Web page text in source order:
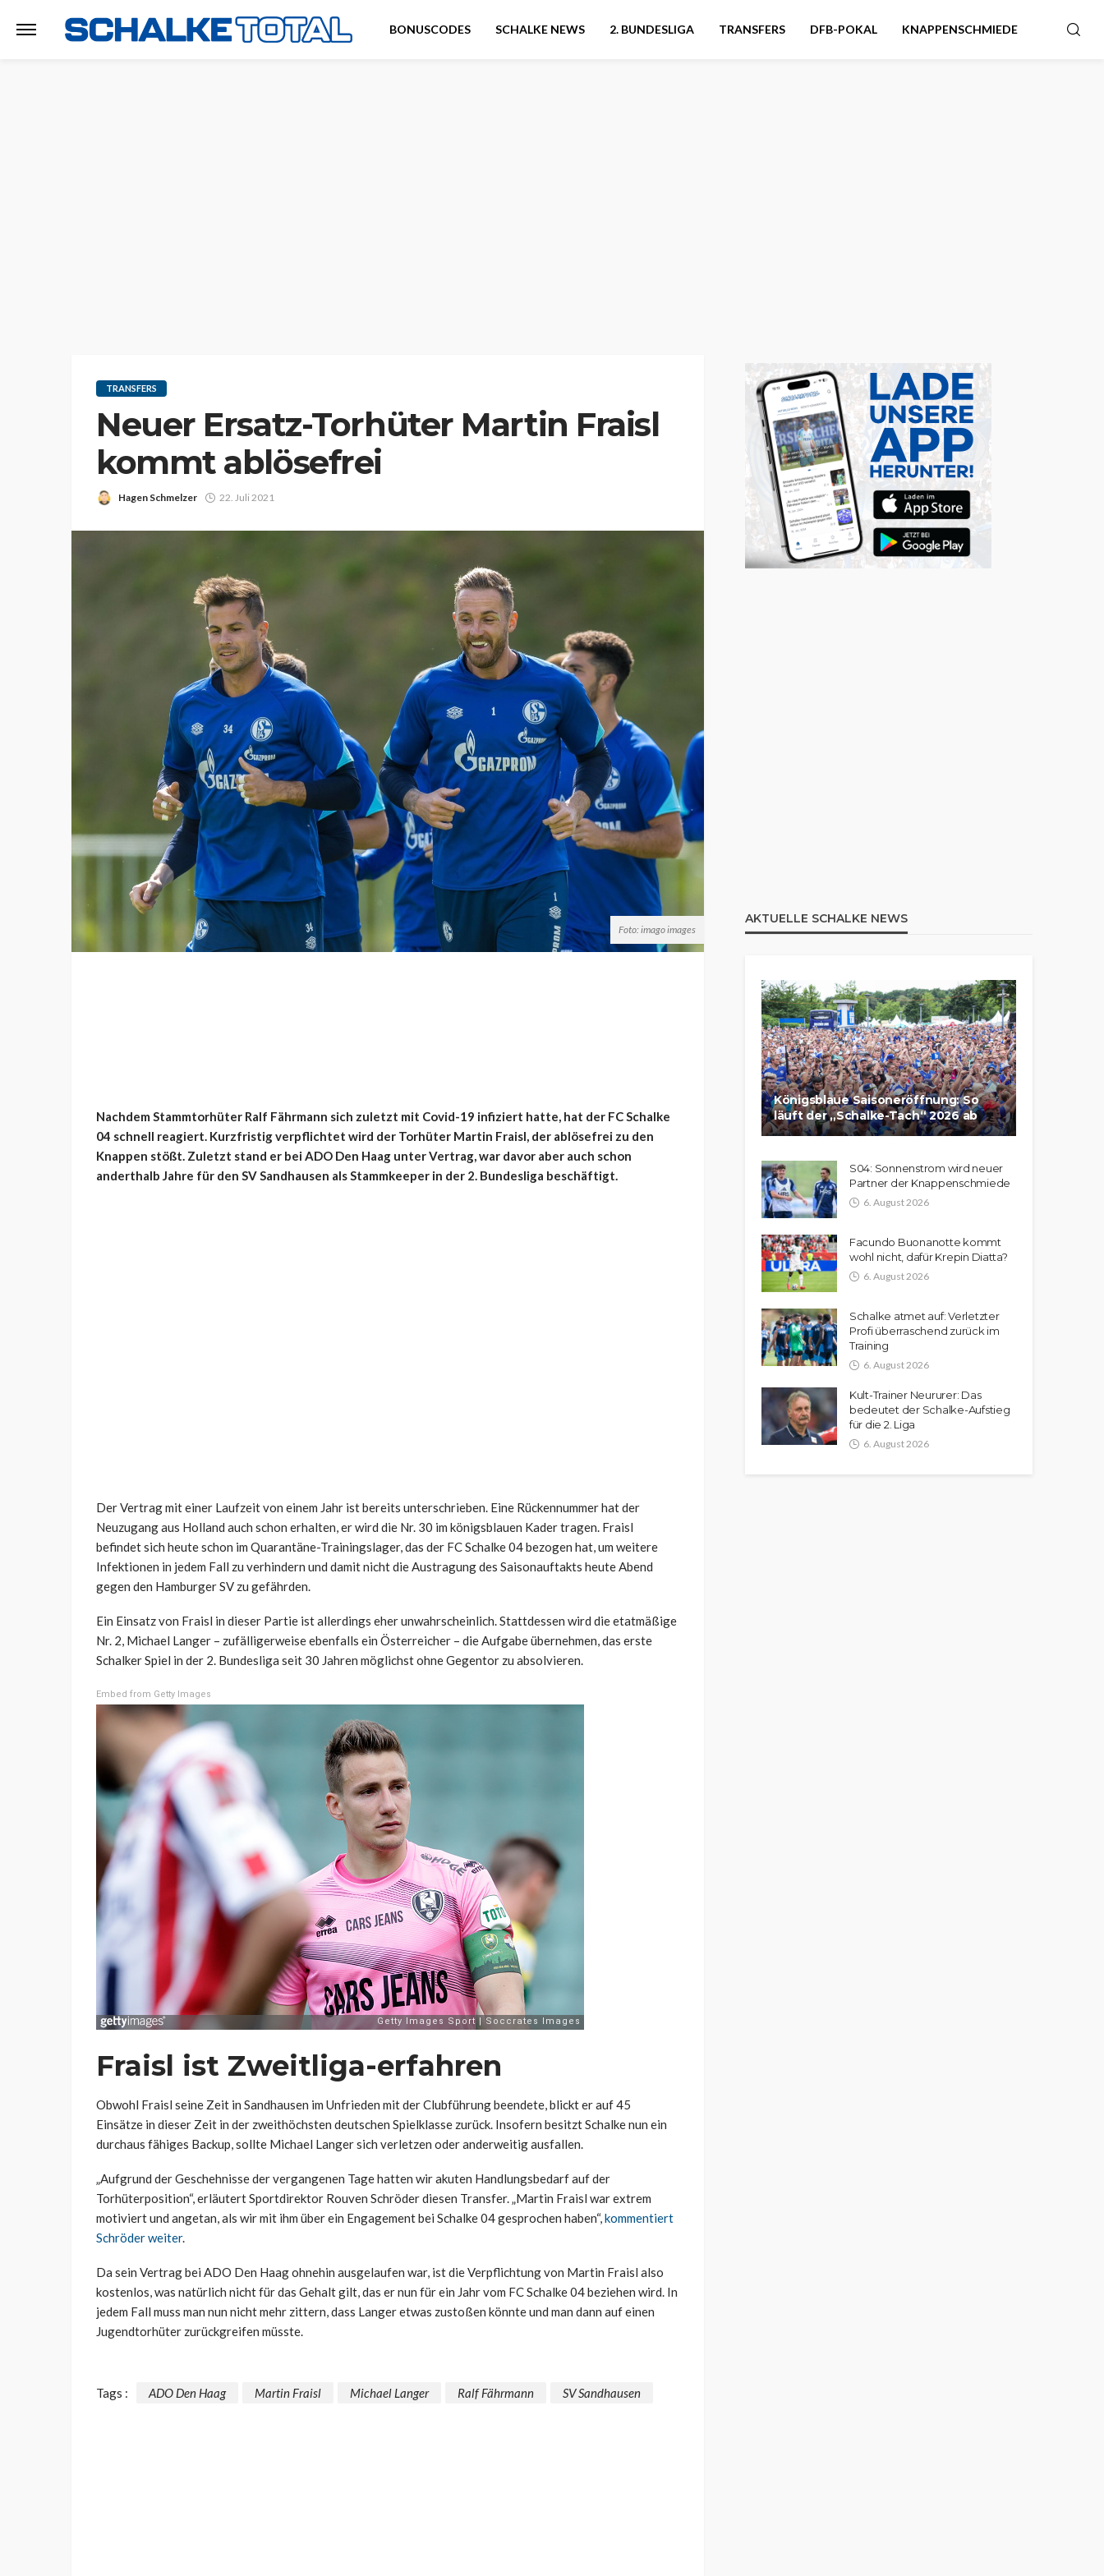
BONUSCODES SCHALKE NEWS 2. BUNDESLIGA TRANSFERS DFB-POKAL KNAPPENSCHMIEDE
TRANSFERS
Neuer Ersatz-Torhüter Martin Fraisl
kommt ablösefrei
Hagen Schmelzer 22. Juli 2021
Foto: imago images
Nachdem Stammtorhüter Ralf Fährmann sich zuletzt mit Covid-19 infiziert hatte, hat der FC Schalke
04 schnell reagiert. Kurzfristig verpflichtet wird der Torhüter Martin Fraisl, der ablösefrei zu den
Knappen stößt. Zuletzt stand er bei ADO Den Haag unter Vertrag, war davor aber auch schon
anderthalb Jahre für den SV Sandhausen als Stammkeeper in der 2. Bundesliga beschäftigt.
Der Vertrag mit einer Laufzeit von einem Jahr ist bereits unterschrieben. Eine Rückennummer hat der
Neuzugang aus Holland auch schon erhalten, er wird die Nr. 30 im königsblauen Kader tragen. Fraisl
befindet sich heute schon im Quarantäne-Trainingslager, das der FC Schalke 04 bezogen hat, um weitere
Infektionen in jedem Fall zu verhindern und damit nicht die Austragung des Saisonauftakts heute Abend
gegen den Hamburger SV zu gefährden.
Ein Einsatz von Fraisl in dieser Partie ist allerdings eher unwahrscheinlich. Stattdessen wird die etatmäßige
Nr. 2, Michael Langer – zufälligerweise ebenfalls ein Österreicher – die Aufgabe übernehmen, das erste
Schalker Spiel in der 2. Bundesliga seit 30 Jahren möglichst ohne Gegentor zu absolvieren.
Embed from Getty Images
Fraisl ist Zweitliga-erfahren
Obwohl Fraisl seine Zeit in Sandhausen im Unfrieden mit der Clubführung beendete, blickt er auf 45
Einsätze in dieser Zeit in der zweithöchsten deutschen Spielklasse zurück. Insofern besitzt Schalke nun ein
durchaus fähiges Backup, sollte Michael Langer sich verletzen oder anderweitig ausfallen.
„Aufgrund der Geschehnisse der vergangenen Tage hatten wir akuten Handlungsbedarf auf der
Torhüterposition“, erläutert Sportdirektor Rouven Schröder diesen Transfer. „Martin Fraisl war extrem
motiviert und angetan, als wir mit ihm über ein Engagement bei Schalke 04 gesprochen haben“,kommentiert
Schröder weiter.
Da sein Vertrag bei ADO Den Haag ohnehin ausgelaufen war, ist die Verpflichtung von Martin Fraisl also
kostenlos, was natürlich nicht für das Gehalt gilt, das er nun für ein Jahr vom FC Schalke 04 beziehen wird. In
jedem Fall muss man nun nicht mehr zittern, dass Langer etwas zustoßen könnte und man dann auf einen
Jugendtorhüter zurückgreifen müsste.
Tags : ADO Den Haag Martin Fraisl Michael Langer Ralf Fährmann SV Sandhausen
AKTUELLE SCHALKE NEWS
Königsblaue Saisoneröffnung: So
läuft der „Schalke-Tach“ 2026 ab
S04: Sonnenstrom wird neuer
Partner der Knappenschmiede
6. August 2026
Facundo Buonanotte kommt
wohl nicht, dafür Krepin Diatta?
6. August 2026
Schalke atmet auf: Verletzter
Profi überraschend zurück im
Training
6. August 2026
Kult-Trainer Neururer: Das
bedeutet der Schalke-Aufstieg
für die 2. Liga
6. August 2026